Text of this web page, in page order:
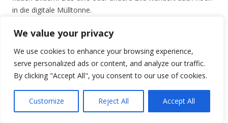
We value your privacy
We use cookies to enhance your browsing experience,
serve personalized ads or content, and analyze our traffic.
By clicking "Accept All", you consent to our use of cookies.
Customize Reject All Accept All
in die digitale Mülltonne.
Sind die Bilder eines Themenordners komplett bearbeitet,
kommt der schreibende Teil. Jedes (nicht-gelöschte und
nachbearbeitete) Bild bekommt dabei einen Eintrag in meiner
Bilddatenbank. Dazu gehört eine eindeutige Bildnummer (die
ich seit meinem allerersten Dia fortschreibe), eine Referenz
Informationen zum gezeigten Inhalt (beispielsweise „High